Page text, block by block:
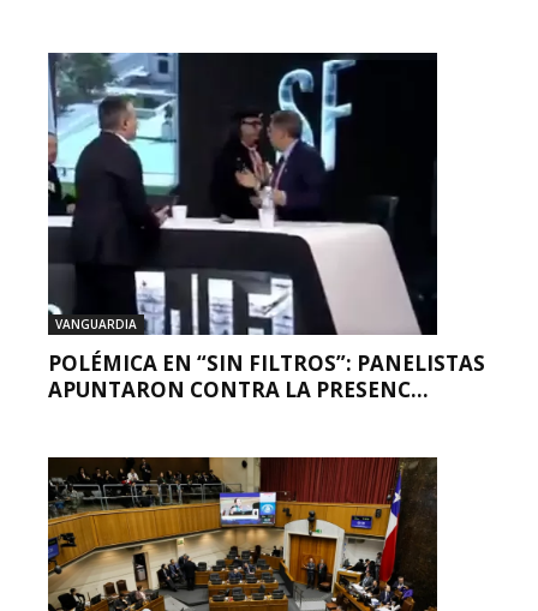
VANGUARDIA
POLÉMICA EN “SIN FILTROS”: PANELISTAS
APUNTARON CONTRA LA PRESENC...